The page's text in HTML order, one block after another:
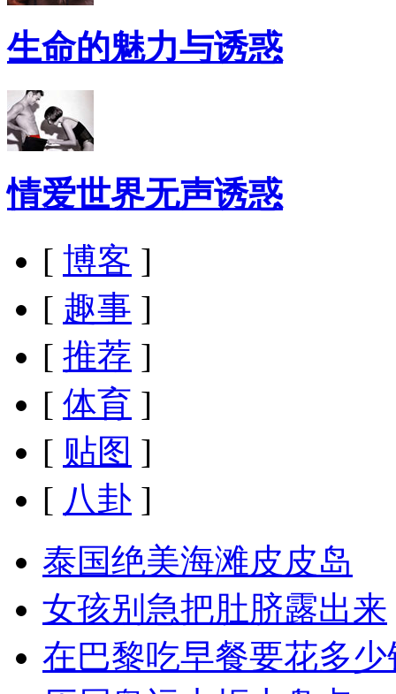
生命的魅力与诱惑
情爱世界无声诱惑
[ 博客 ]
[ 趣事 ]
[ 推荐 ]
[ 体育 ]
[ 贴图 ]
[ 八卦 ]
泰国绝美海滩皮皮岛
女孩别急把肚脐露出来
在巴黎吃早餐要花多少